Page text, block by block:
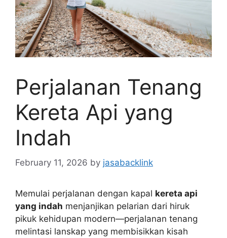
Perjalanan Tenang
Kereta Api yang
Indah
February 11, 2026 by jasabacklink
Memulai perjalanan dengan kapal kereta api
yang indah menjanjikan pelarian dari hiruk
pikuk kehidupan modern—perjalanan tenang
melintasi lanskap yang membisikkan kisah